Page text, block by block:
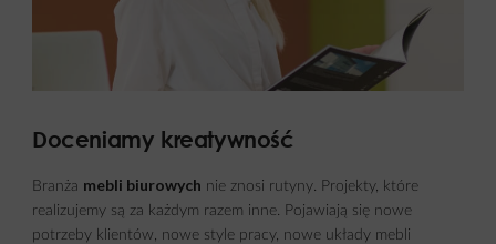
Doceniamy kreatywność
Branża mebli biurowych nie znosi rutyny. Projekty, które
realizujemy są za każdym razem inne. Pojawiają się nowe
potrzeby klientów, nowe style pracy, nowe układy mebli